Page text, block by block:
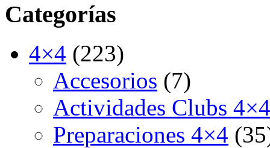
Categorías
4×4 (223)
Accesorios (7)
Actividades Clubs 4×4
Preparaciones 4×4